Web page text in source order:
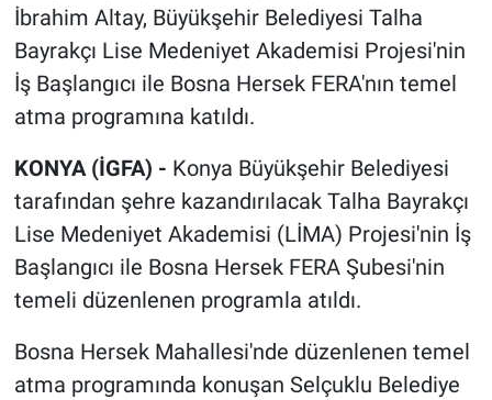
İbrahim Altay, Büyükşehir Belediyesi Talha
Bayrakçı Lise Medeniyet Akademisi Projesi'nin
İş Başlangıcı ile Bosna Hersek FERA'nın temel
atma programına katıldı.
KONYA (İGFA) - Konya Büyükşehir Belediyesi
tarafından şehre kazandırılacak Talha Bayrakçı
Lise Medeniyet Akademisi (LİMA) Projesi'nin İş
Başlangıcı ile Bosna Hersek FERA Şubesi'nin
temeli düzenlenen programla atıldı.
Bosna Hersek Mahallesi'nde düzenlenen temel
atma programında konuşan Selçuklu Belediye